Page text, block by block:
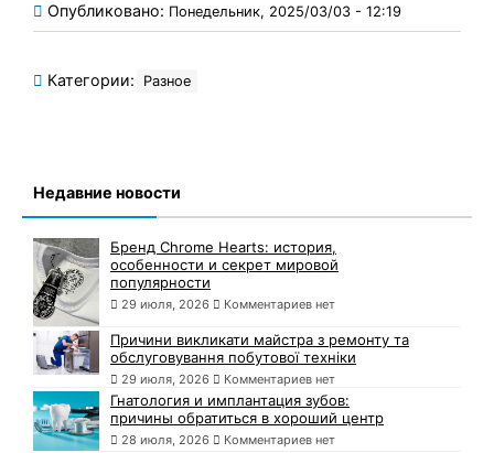
Опубликовано: Понедельник, 2025/03/03 - 12:19
Категории: Разное
Недавние новости
Бренд Chrome Hearts: история,
особенности и секрет мировой
популярности
29 июля, 2026 Комментариев нет
Причини викликати майстра з ремонту та
обслуговування побутової техніки
29 июля, 2026 Комментариев нет
Гнатология и имплантация зубов:
причины обратиться в хороший центр
28 июля, 2026 Комментариев нет